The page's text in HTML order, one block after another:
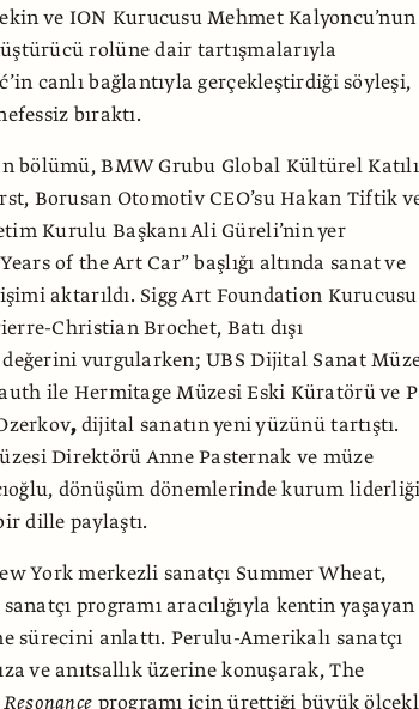
ve ION Kurucusu Mehmet Kalyoncu’nun
rolüne dair tartışmalarıyla
canlı bağlantıyla gerçekleştirdiği söyleşi,
bıraktı.
bölümü, BMW Grubu Global Kültürel
Borusan Otomotiv CEO’su Hakan Tiftik
Kurulu Başkanı Ali Güreli’nin yer
of the Art Car” başlığı altında sanat ve
aktarıldı. Sigg Art Foundation Kurucusu
Christian Brochet, Batı dışı
vurgularken; UBS Dijital Sanat
ile Hermitage Müzesi Eski Küratörü ve
,dijital sanatın yeni yüzünü tartıştı.
Direktörü Anne Pasternak ve müze
dönüşüm dönemlerinde kurum
dille paylaştı.
York merkezli sanatçı Summer Wheat,
programı aracılığıyla kentin yaşayan
sürecini anlattı. Perulu-Amerikalı sanatçı
ve anıtsallık üzerine konuşarak, The
programı için ürettiği büyük